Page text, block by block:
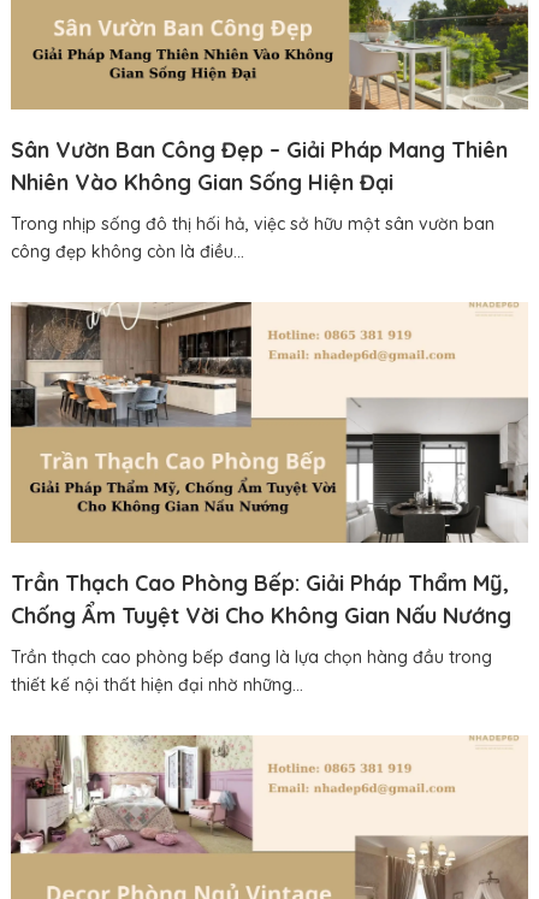
Sân Vườn Ban Công Đẹp – Giải Pháp Mang Thiên
Nhiên Vào Không Gian Sống Hiện Đại
Trong nhịp sống đô thị hối hả, việc sở hữu một sân vườn ban
công đẹp không còn là điều...
Trần Thạch Cao Phòng Bếp: Giải Pháp Thẩm Mỹ,
Chống Ẩm Tuyệt Vời Cho Không Gian Nấu Nướng
Trần thạch cao phòng bếp đang là lựa chọn hàng đầu trong
thiết kế nội thất hiện đại nhờ những...